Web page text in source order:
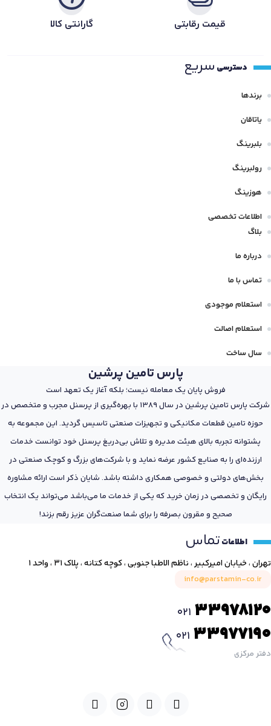
قیمت رقابتی گارانتی کالا
دسترسی سریع
برندها
یاتاقان
بلبرینگ
رولبرینگ
هوزینگ
اطلاعات تخصصی
بلاگ
درباره ما
تماس با ما
استعلام موجودی
استعلام اصالت
سال ساخت
پارس تامین پرشین
فروش پایان یک معامله نیست؛ بلکه آغاز یک تعهد است
شرکت پارس تامین پرشین در سال 1389 با بهره‌گیری از پرسنل مجرب و متخصص در
حوزه تامین قطعات مکانیکی و تجهیزات صنعتی تاسیس گردید. این مجموعه به
پشتوانه تجربه بالای هیئت مدیره و تلاش بی‌دریغ پرسنل خود توانست خدمات
ارزنده‌ای را به صنایع کشور عرضه نماید و با شرکت‌های بزرگ و کوچک صنعتی در
بخش‌های دولتی و خصوصی همکاری داشته باشد. شایان ذکر است ارائه مشاوره
رایگان و تخصصی در زمان خرید که یکی از خدمات ما می‌باشد می‌تواند یک انتخاب
صحیح و مقرون بصرفه را برای شما صنعت‌گران عزیز رقم بزند!
اطلاعاتتماس
تهران ، خیابان امیرکبیر ، ناظم الاطبا جنوبی ، کوچه کتانه ، پلاک ۳۱ ، واحد ۱
info@parstamin-co.ir
021 33978120
021 33977190
دفتر مرکزی